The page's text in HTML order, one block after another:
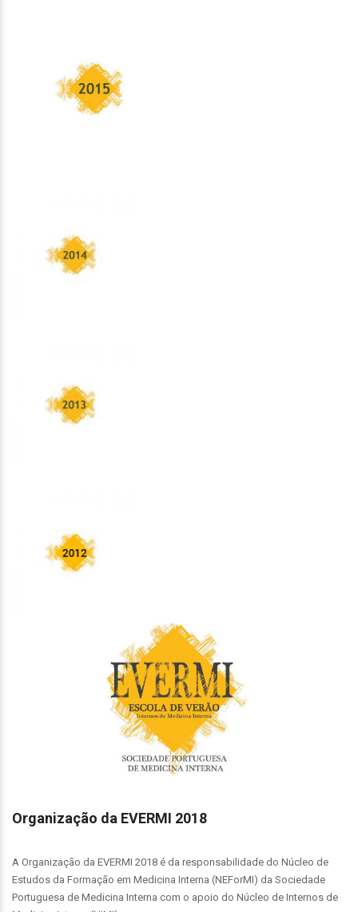
Organização da EVERMI 2018
A Organização da EVERMI 2018 é da responsabilidade do Núcleo de
Estudos da Formação em Medicina Interna (NEForMI) da Sociedade
Portuguesa de Medicina Interna com o apoio do Núcleo de Internos de